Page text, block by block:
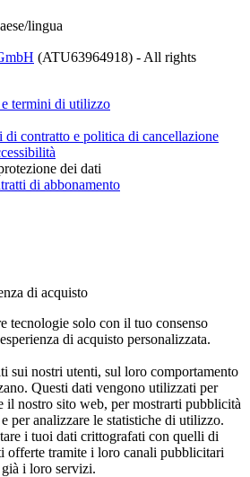
lingua
(ATU63964918) - All rights
termini di utilizzo
contratto e politica di cancellazione
dei dati
di abbonamento
di acquisto
tecnologie solo con il tuo consenso
di acquisto personalizzata.
sui nostri utenti, sul loro comportamento
Questi dati vengono utilizzati per
il nostro sito web, per mostrarti pubblicità
per analizzare le statistiche di utilizzo.
i tuoi dati crittografati con quelli di
offerte tramite i loro canali pubblicitari
i loro servizi.